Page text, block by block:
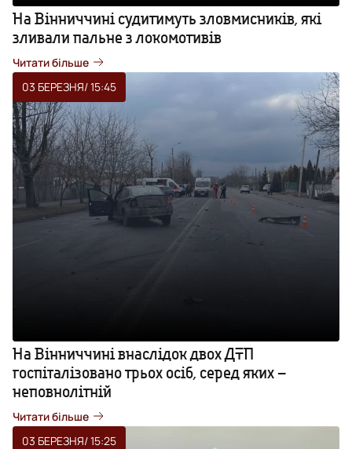
На Вінниччині судитимуть зловмисників, які
зливали пальне з локомотивів
Читати більше
03 БЕРЕЗНЯ/ 15:45
На Вінниччині внаслідок двох ДТП
госпіталізовано трьох осіб, серед яких –
неповнолітній
Читати більше
03 БЕРЕЗНЯ/ 15:25